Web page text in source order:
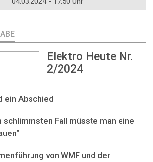
Elektro Heute Nr.
2/2024
ein Abschied
schlimmsten Fall müsste man eine
von WMF und der